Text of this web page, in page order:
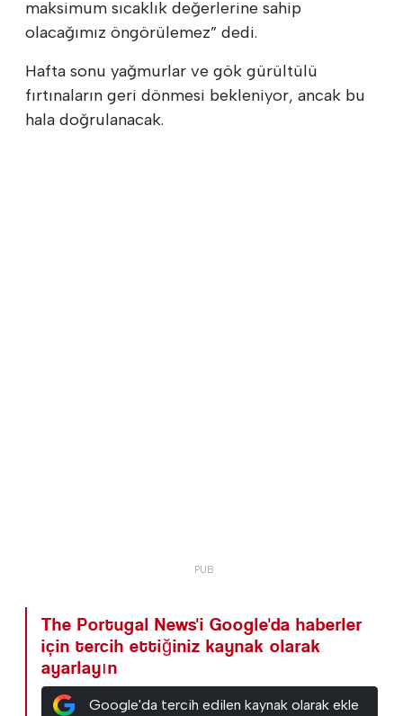
maksimum sıcaklık değerlerine sahip
olacağımız öngörülemez” dedi.
Hafta sonu yağmurlar ve gök gürültülü
fırtınaların geri dönmesi bekleniyor, ancak bu
hala doğrulanacak.
The Portugal News'i Google'da haberler
için tercih ettiğiniz kaynak olarak
ayarlayın
Google'da tercih edilen kaynak olarak ekle